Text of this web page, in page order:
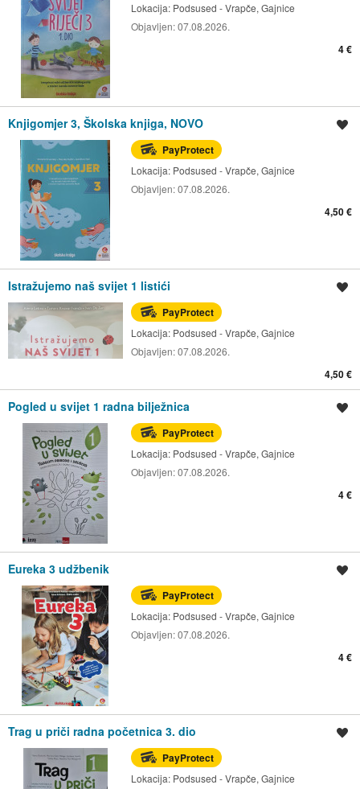
Lokacija: Podsused - Vrapče, Gajnice
Objavljen:07.08.2026.
4 €
Knjigomjer 3, Školska knjiga, NOVO
PayProtect
Lokacija: Podsused - Vrapče, Gajnice
Objavljen:07.08.2026.
4,50 €
Istražujemo naš svijet 1 listići
PayProtect
Lokacija: Podsused - Vrapče, Gajnice
Objavljen:07.08.2026.
4,50 €
Pogled u svijet 1 radna bilježnica
PayProtect
Lokacija: Podsused - Vrapče, Gajnice
Objavljen:07.08.2026.
4 €
Eureka 3 udžbenik
PayProtect
Lokacija: Podsused - Vrapče, Gajnice
Objavljen:07.08.2026.
4 €
Trag u priči radna početnica 3. dio
PayProtect
Lokacija: Podsused - Vrapče, Gajnice